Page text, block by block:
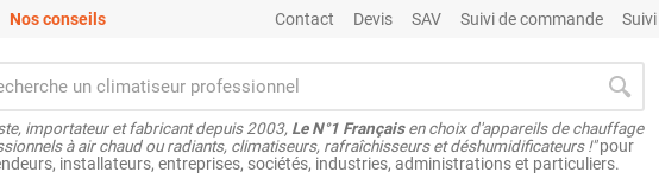
Nos conseils Contact Devis SAV Suivi de commande
importateur et fabricant depuis 2003, Le N°1 Françaisen choix d'appareils de chauffage
à air chaud ou radiants, climatiseurs, rafraîchisseurs et déshumidificateurs !"pour
installateurs, entreprises, sociétés, industries, administrations et particuliers.